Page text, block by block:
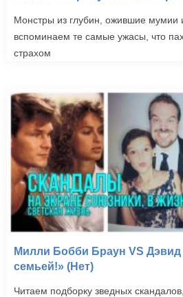
Монстры из глубин, ожившие
вспоминаем те самые ужасы, что
страхом
Милли Бобби Браун VS
семьей!» (Нет)
Читаем подборку зведных